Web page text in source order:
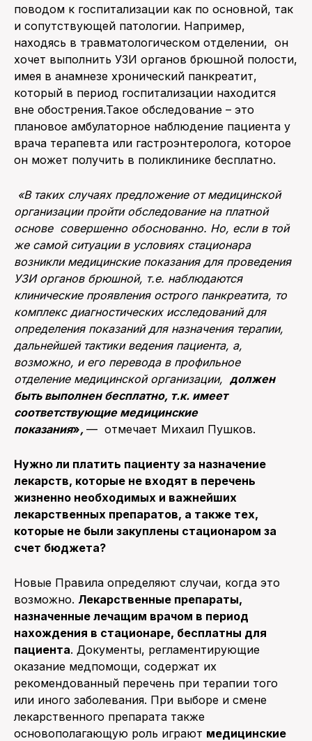
поводом к госпитализации как по основной, так
и сопутствующей патологии. Например,
находясь в травматологическом отделении, он
хочет выполнить УЗИ органов брюшной полости,
имея в анамнезе хронический панкреатит,
который в период госпитализации находится
вне обострения.Такое обследование – это
плановое амбулаторное наблюдение пациента у
врача терапевта или гастроэнтеролога, которое
он может получить в поликлинике бесплатно.
«В таких случаях предложение от медицинской
организации пройти обследование на платной
основе совершенно обоснованно. Но, если в той
же самой ситуации в условиях стационара
возникли медицинские показания для проведения
УЗИ органов брюшной, т.е. наблюдаются
клинические проявления острого панкреатита, то
комплекс диагностических исследований для
определения показаний для назначения терапии,
дальнейшей тактики ведения пациента, а,
возможно, и его перевода в профильное
отделение медицинской организации, должен
быть выполнен бесплатно, т.к. имеет
соответствующие медицинские
показания», — отмечает Михаил Пушков.
Нужно ли платить пациенту за назначение
лекарств, которые не входят в перечень
жизненно необходимых и важнейших
лекарственных препаратов, а также тех,
которые не были закуплены стационаром за
счет бюджета?
Новые Правила определяют случаи, когда это
возможно. Лекарственные препараты,
назначенные лечащим врачом в период
нахождения в стационаре, бесплатны для
пациента. Документы, регламентирующие
оказание медпомощи, содержат их
рекомендованный перечень при терапии того
или иного заболевания. При выборе и смене
лекарственного препарата также
основополагающую роль играют медицинские